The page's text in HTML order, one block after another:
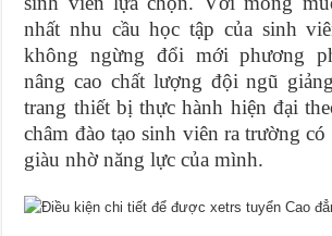
nhất nhu cầu học tập của sinh
không ngừng đổi mới phương
nâng cao chất lượng đội ngũ
trang thiết bị thực hành hiện đại
châm đào tạo sinh viên ra trường
giàu nhờ năng lực của mình.